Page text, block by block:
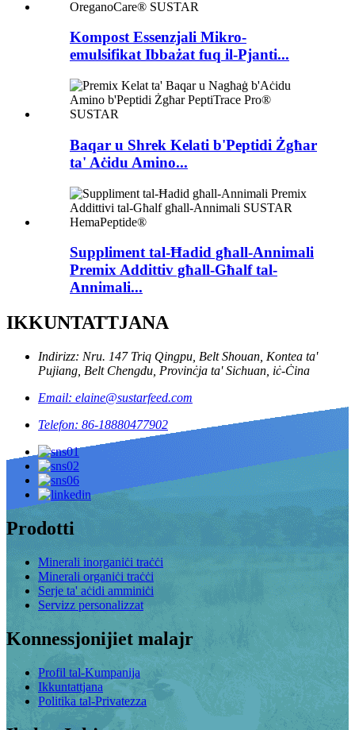
Kompost Essenzjali Mikro-
emulsifikat Ibbażat fuq il-Pjanti...
Baqar u Shrek Kelati b'Peptidi Żgħar
ta' Aċidu Amino...
Suppliment tal-Ħadid għall-Annimali
Premix Addittiv għall-Għalf tal-
Annimali...
IKKUNTATTJANA
Indirizz: Nru. 147 Triq Qingpu, Belt Shouan, Kontea ta'
Pujiang, Belt Chengdu, Provinċja ta' Sichuan, iċ-Ċina
Email: elaine@sustarfeed.com
Telefon: 86-18880477902
Prodotti
Minerali inorganiċi traċċi
Minerali organiċi traċċi
Serje ta' aċidi amminiċi
Servizz personalizzat
Konnessjonijiet malajr
Profil tal-Kumpanija
Ikkuntattjana
Politika tal-Privatezza